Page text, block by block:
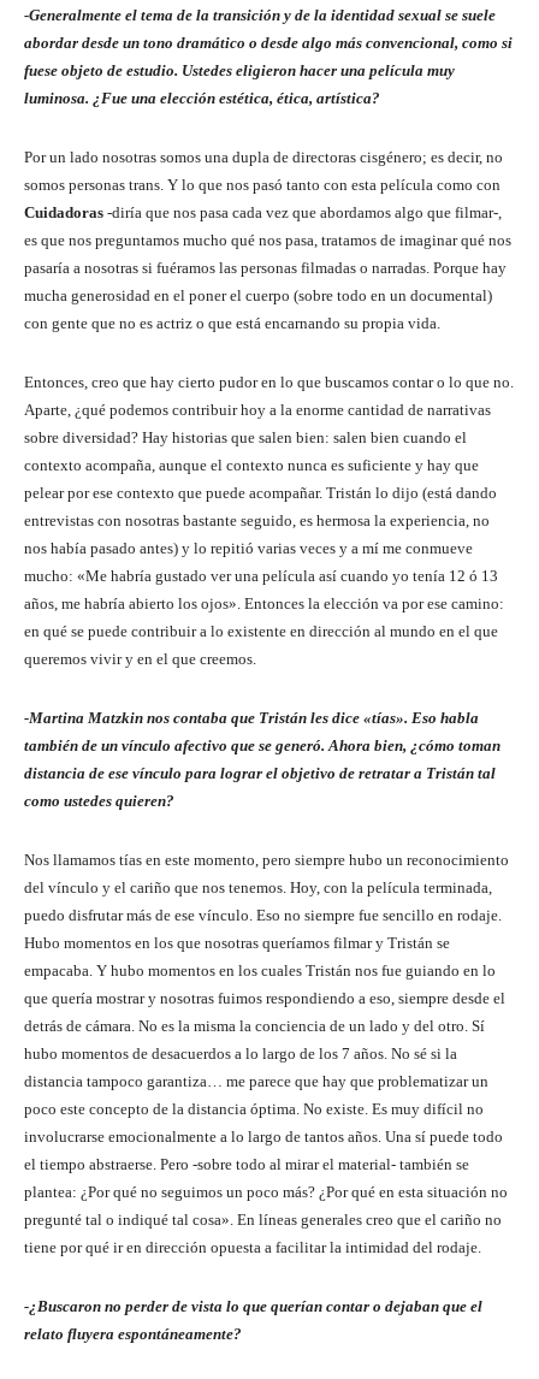
-Generalmente el tema de la transición y de la identidad sexual se suele
abordar desde un tono dramático o desde algo más convencional, como si
fuese objeto de estudio. Ustedes eligieron hacer una película muy
luminosa. ¿Fue una elección estética, ética, artística?
Por un lado nosotras somos una dupla de directoras cisgénero; es decir, no
somos personas trans. Y lo que nos pasó tanto con esta película como con
Cuidadoras -diría que nos pasa cada vez que abordamos algo que filmar-,
es que nos preguntamos mucho qué nos pasa, tratamos de imaginar qué nos
pasaría a nosotras si fuéramos las personas filmadas o narradas. Porque hay
mucha generosidad en el poner el cuerpo (sobre todo en un documental)
con gente que no es actriz o que está encarnando su propia vida.
Entonces, creo que hay cierto pudor en lo que buscamos contar o lo que no.
Aparte, ¿qué podemos contribuir hoy a la enorme cantidad de narrativas
sobre diversidad? Hay historias que salen bien: salen bien cuando el
contexto acompaña, aunque el contexto nunca es suficiente y hay que
pelear por ese contexto que puede acompañar. Tristán lo dijo (está dando
entrevistas con nosotras bastante seguido, es hermosa la experiencia, no
nos había pasado antes) y lo repitió varias veces y a mí me conmueve
mucho: «Me habría gustado ver una película así cuando yo tenía 12 ó 13
años, me habría abierto los ojos». Entonces la elección va por ese camino:
en qué se puede contribuir a lo existente en dirección al mundo en el que
queremos vivir y en el que creemos.
-Martina Matzkin nos contaba que Tristán les dice «tías». Eso habla
también de un vínculo afectivo que se generó. Ahora bien, ¿cómo toman
distancia de ese vínculo para lograr el objetivo de retratar a Tristán tal
como ustedes quieren?
Nos llamamos tías en este momento, pero siempre hubo un reconocimiento
del vínculo y el cariño que nos tenemos. Hoy, con la película terminada,
puedo disfrutar más de ese vínculo. Eso no siempre fue sencillo en rodaje.
Hubo momentos en los que nosotras queríamos filmar y Tristán se
empacaba. Y hubo momentos en los cuales Tristán nos fue guiando en lo
que quería mostrar y nosotras fuimos respondiendo a eso, siempre desde el
detrás de cámara. No es la misma la conciencia de un lado y del otro. Sí
hubo momentos de desacuerdos a lo largo de los 7 años. No sé si la
distancia tampoco garantiza… me parece que hay que problematizar un
poco este concepto de la distancia óptima. No existe. Es muy difícil no
involucrarse emocionalmente a lo largo de tantos años. Una sí puede todo
el tiempo abstraerse. Pero -sobre todo al mirar el material- también se
plantea: ¿Por qué no seguimos un poco más? ¿Por qué en esta situación no
pregunté tal o indiqué tal cosa». En líneas generales creo que el cariño no
tiene por qué ir en dirección opuesta a facilitar la intimidad del rodaje.
-¿Buscaron no perder de vista lo que querían contar o dejaban que el
relato fluyera espontáneamente?